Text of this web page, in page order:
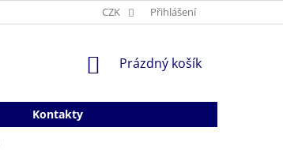
CZK Přihlášení
NÁKUPNÍ
Prázdný košík
Kontakty